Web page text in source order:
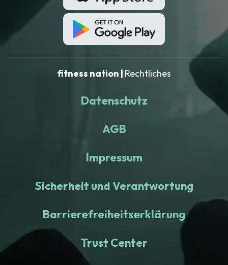
fitness nation | Rechtliches
Datenschutz
AGB
Impressum
Sicherheit und Verantwortung
Barrierefreiheitserklärung
Trust Center